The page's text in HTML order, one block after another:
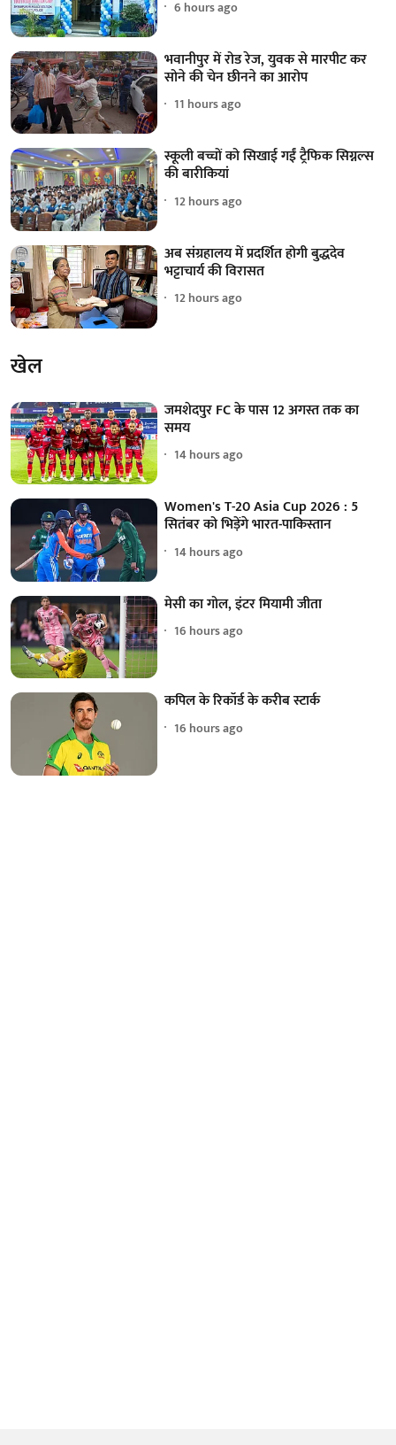
6 hours ago
भवानीपुर में रोड रेज, युवक से मारपीट कर
सोने की चेन छीनने का आरोप
11 hours ago
स्कूली बच्चों को सिखाई गईं ट्रैफिक सिग्नल्स
की बारीकियां
12 hours ago
अब संग्रहालय में प्रदर्शित होगी बुद्धदेव
भट्टाचार्य की विरासत
12 hours ago
खेल
जमशेदपुर FC के पास 12 अगस्त तक का
समय
14 hours ago
Women's T-20 Asia Cup 2026 : 5
सितंबर को भिड़ेंगे भारत-पाकिस्तान
14 hours ago
मेसी का गोल, इंटर मियामी जीता
16 hours ago
कपिल के रिकॉर्ड के करीब स्टार्क
16 hours ago